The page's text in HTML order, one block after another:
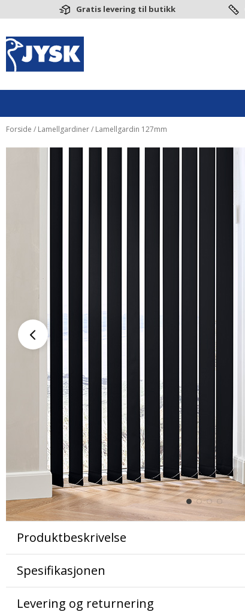
Gratis levering til butikk
Forside / Lamellgardiner/ Lamellgardin 127mm
Produktbeskrivelse
Spesifikasjonen
Levering og returnering